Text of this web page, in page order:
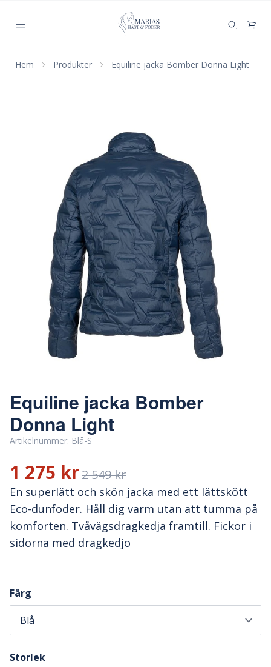
Hem Produkter Equiline jacka Bomber Donna Light
Equiline jacka Bomber
Donna Light
Artikelnummer: Blå-S
1 275 kr2 549 kr
En superlätt och skön jacka med ett lättskött
Eco-dunfoder. Håll dig varm utan att tumma på
komforten. Tvåvägsdragkedja framtill. Fickor i
sidorna med dragkedjo
Färg
Storlek